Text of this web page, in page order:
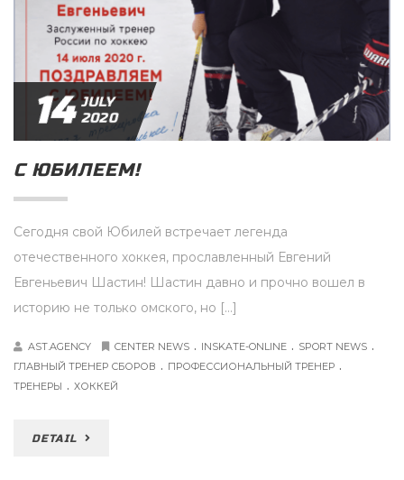
14 JULY
2020
С ЮБИЛЕЕМ!
Сегодня свой Юбилей встречает легенда
отечественного хоккея, прославленный Евгений
Евгеньевич Шастин! Шастин давно и прочно вошел в
историю не только омского, но […]
AST.AGENCY CENTER NEWS . INSKATE-ONLINE . SPORT NEWS .
ГЛАВНЫЙ ТРЕНЕР СБОРОВ . ПРОФЕССИОНАЛЬНЫЙ ТРЕНЕР .
ТРЕНЕРЫ . ХОККЕЙ
DETAIL